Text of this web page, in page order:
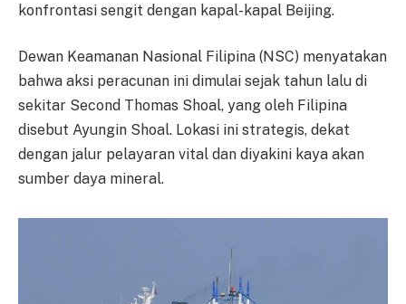
konfrontasi sengit dengan kapal-kapal Beijing.
Dewan Keamanan Nasional Filipina (NSC) menyatakan
bahwa aksi peracunan ini dimulai sejak tahun lalu di
sekitar Second Thomas Shoal, yang oleh Filipina
disebut Ayungin Shoal. Lokasi ini strategis, dekat
dengan jalur pelayaran vital dan diyakini kaya akan
sumber daya mineral.